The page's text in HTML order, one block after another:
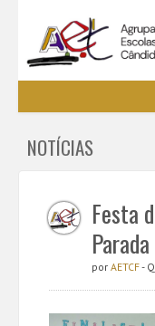
EE / Alunos
Cursos Profissionais
Bibliotecas
Media AETCF
Legislação
Utilizador não
NOTÍCIAS
Festa
por AETCF-